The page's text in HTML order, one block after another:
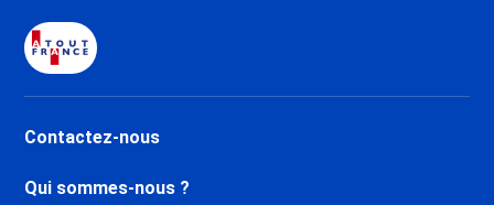
Contactez-nous
Qui sommes-nous ?